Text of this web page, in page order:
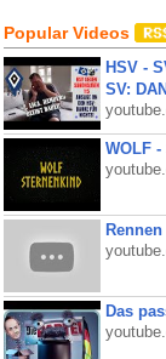
Popular Videos
HSV -
SV:
WOLF
Das